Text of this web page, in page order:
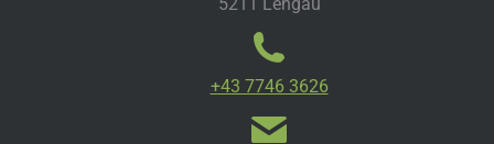
+43 7746 3626